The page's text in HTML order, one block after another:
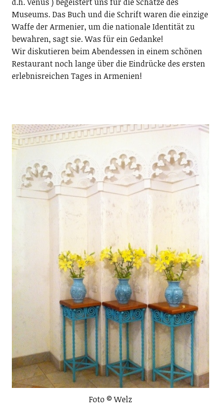
Museums. Das Buch und die Schrift waren die einzige
Waffe der Armenier, um die nationale Identität zu
bewahren, sagt sie. Was für ein Gedanke!
Wir diskutieren beim Abendessen in einem schönen
Restaurant noch lange über die Eindrücke des ersten
erlebnisreichen Tages in Armenien!
Foto © Welz